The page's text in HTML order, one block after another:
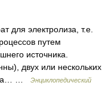
для электролиза, т.е.
путем
источника.
двух или нескольких
…
Энциклопедический